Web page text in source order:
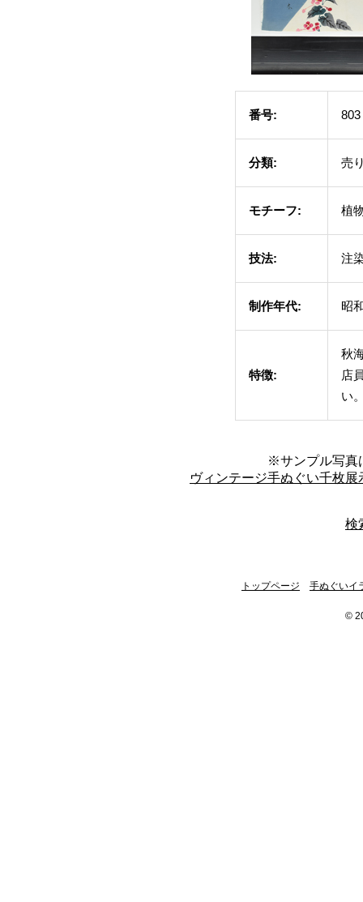
番号: 803
分類: 売
モチーフ: 植
技法: 注
制作年代: 昭
特徴:
秋
店
い
※サンプル写真
ヴィンテージ手ぬぐい千枚展
検
トップページ 手ぬぐいイ
©